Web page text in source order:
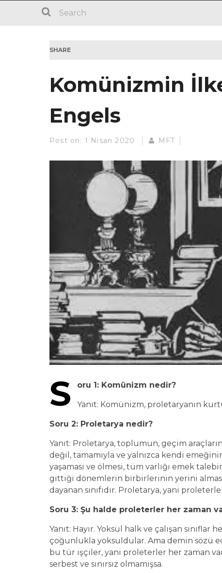
SHARE
Komünizmin
Engels
Post on: 1 Nisan 2020 MFT
S oru 1: Komünizm nedir?
Yanıt: Komünizm, proletaryanın
Soru 2: Proletarya nedir?
Yanıt: Proletarya, toplumun, geçim
değil, tamamıyla ve yalnızca kendi
yaşaması ve ölmesi, tüm varlığı emek
gittiği dönemlerin birbirlerinin yerini
dayanan sınıfıdır. Proletarya, yani proleterler
Soru 3: Şu halde proleterler her zaman
Yanıt: Hayır. Yoksul halk ve çalışan sınıflar
çoğunlukla yoksuldular. Ama demin sözü
bu tür işçiler, yani proleterler her zaman
serbest ve sınırsız olmamışsa.